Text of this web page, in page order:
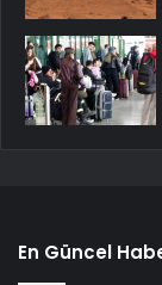
En Güncel